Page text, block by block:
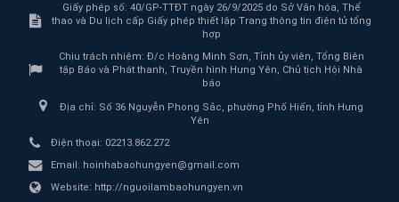
Giấy phép số: 40/GP-TTĐT ngày 26/9/2025 do Sở Văn hóa, Thể
thao và Du lịch cấp Giấy phép thiết lập Trang thông tin điện tử tổng
hợp
Chịu trách nhiệm: Đ/c Hoàng Minh Sơn, Tỉnh ủy viên, Tổng Biên
tập Báo và Phát thanh, Truyền hình Hưng Yên, Chủ tịch Hội Nhà
báo
Địa chỉ: Số 36 Nguyễn Phong Sắc, phường Phố Hiến, tỉnh Hưng
Yên
Điện thoại: 02213.862.272
Email: hoinhabaohungyen@gmail.com
Website: http://nguoilambaohungyen.vn